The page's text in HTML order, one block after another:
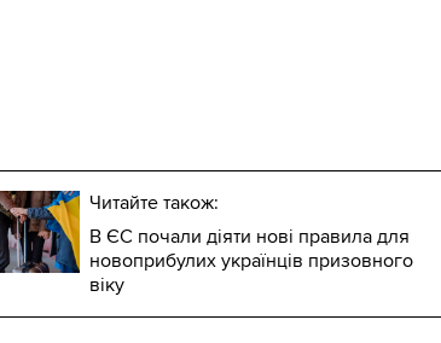
Читайте також:
В ЄС почали діяти нові правила для
новоприбулих українців призовного
віку